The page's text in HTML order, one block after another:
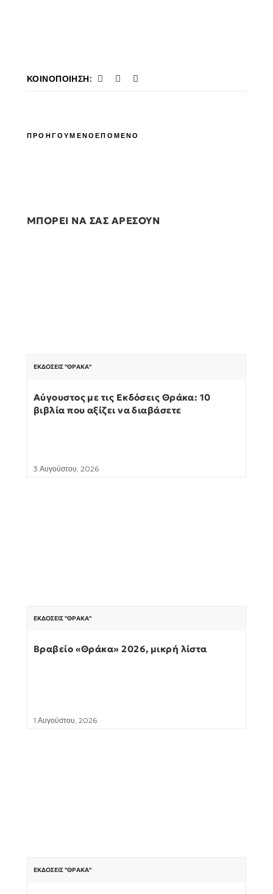
ΚΟΙΝΟΠΟΊΗΣΗ:
ΠΡΟΗΓΟΥΜΕΝΟΕΠΟΜΕΝΟ
ΜΠΟΡΕΙ ΝΑ ΣΑΣ ΑΡΕΣΟΥΝ
ΕΚΔΌΣΕΙΣ "ΘΡΆΚΑ"
Αύγουστος με τις Εκδόσεις Θράκα: 10
βιβλία που αξίζει να διαβάσετε
3 Αυγούστου, 2026
ΕΚΔΌΣΕΙΣ "ΘΡΆΚΑ"
Βραβείο «Θράκα» 2026, μικρή λίστα
1 Αυγούστου, 2026
ΕΚΔΌΣΕΙΣ "ΘΡΆΚΑ"